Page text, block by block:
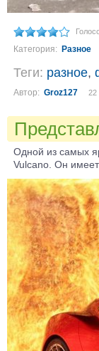
Категория: Разное
Теги: разное,
Автор: Groz127 22
Одной из самых
Vulcano. Он